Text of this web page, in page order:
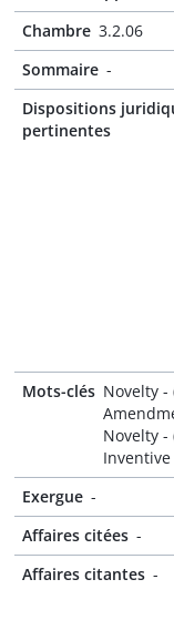
Chambre 3.2.06
Sommaire -
Dispositions
pertinentes
Mots-clés Novelty
Novelty
Exergue -
Affaires citées -
Affaires citantes -